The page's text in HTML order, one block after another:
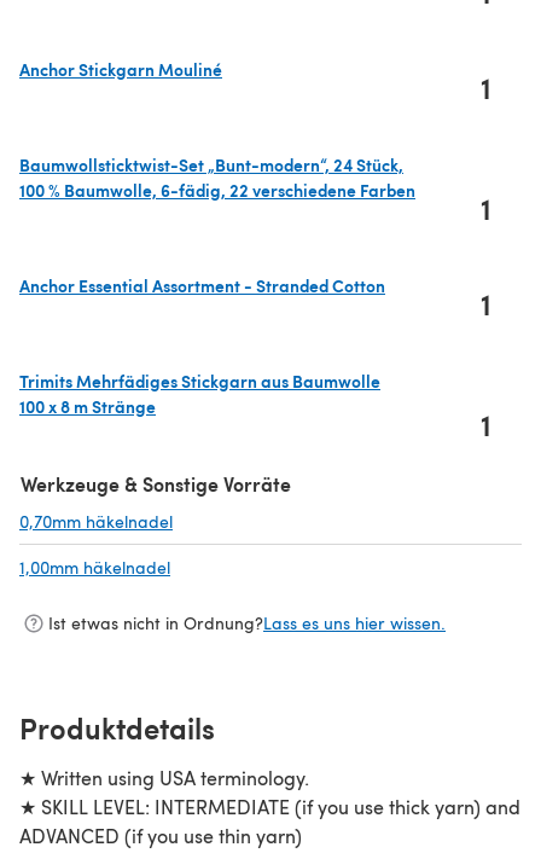
Anchor Stickgarn Mouliné
1
Baumwollsticktwist-Set „Bunt-modern“, 24 Stück,
100 % Baumwolle, 6-fädig, 22 verschiedene Farben
1
Anchor Essential Assortment - Stranded Cotton
1
Trimits Mehrfädiges Stickgarn aus Baumwolle
100 x 8 m Stränge
1
Werkzeuge & Sonstige Vorräte
0,70mm häkelnadel
1,00mm häkelnadel
Ist etwas nicht in Ordnung?Lass es uns hier wissen.
Produktdetails
★ Written using USA terminology.
★ SKILL LEVEL: INTERMEDIATE (if you use thick yarn) and
ADVANCED (if you use thin yarn)